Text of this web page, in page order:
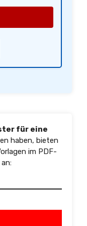
für eine
haben, bieten
im PDF-